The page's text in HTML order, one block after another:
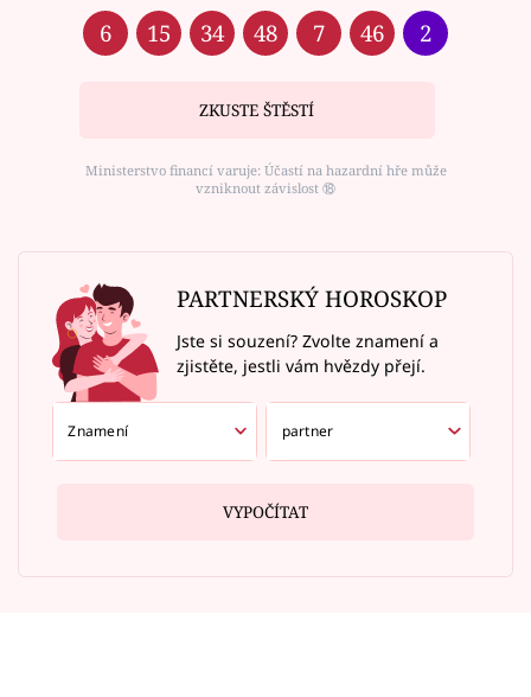
6 15 34 48 7 46 2
ZKUSTE ŠTĚSTÍ
Ministerstvo financí varuje: Účastí na hazardní hře může
vzniknout závislost ⑱
PARTNERSKÝ HOROSKOP
Jste si souzení? Zvolte znamení a
zjistěte, jestli vám hvězdy přejí.
VYPOČÍTAT